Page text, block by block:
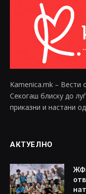
Kamenica.mk – Вести
Секогаш блиску до
приказни и настани
АКТУЕЛНО